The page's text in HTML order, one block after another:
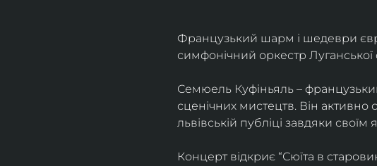
Французький шарм і шедеври
симфонічний оркестр
Семюель Куфіньяль –
сценічних мистецтв. Він
львівській публіці завдяки
Концерт відкриє “Сюїта в